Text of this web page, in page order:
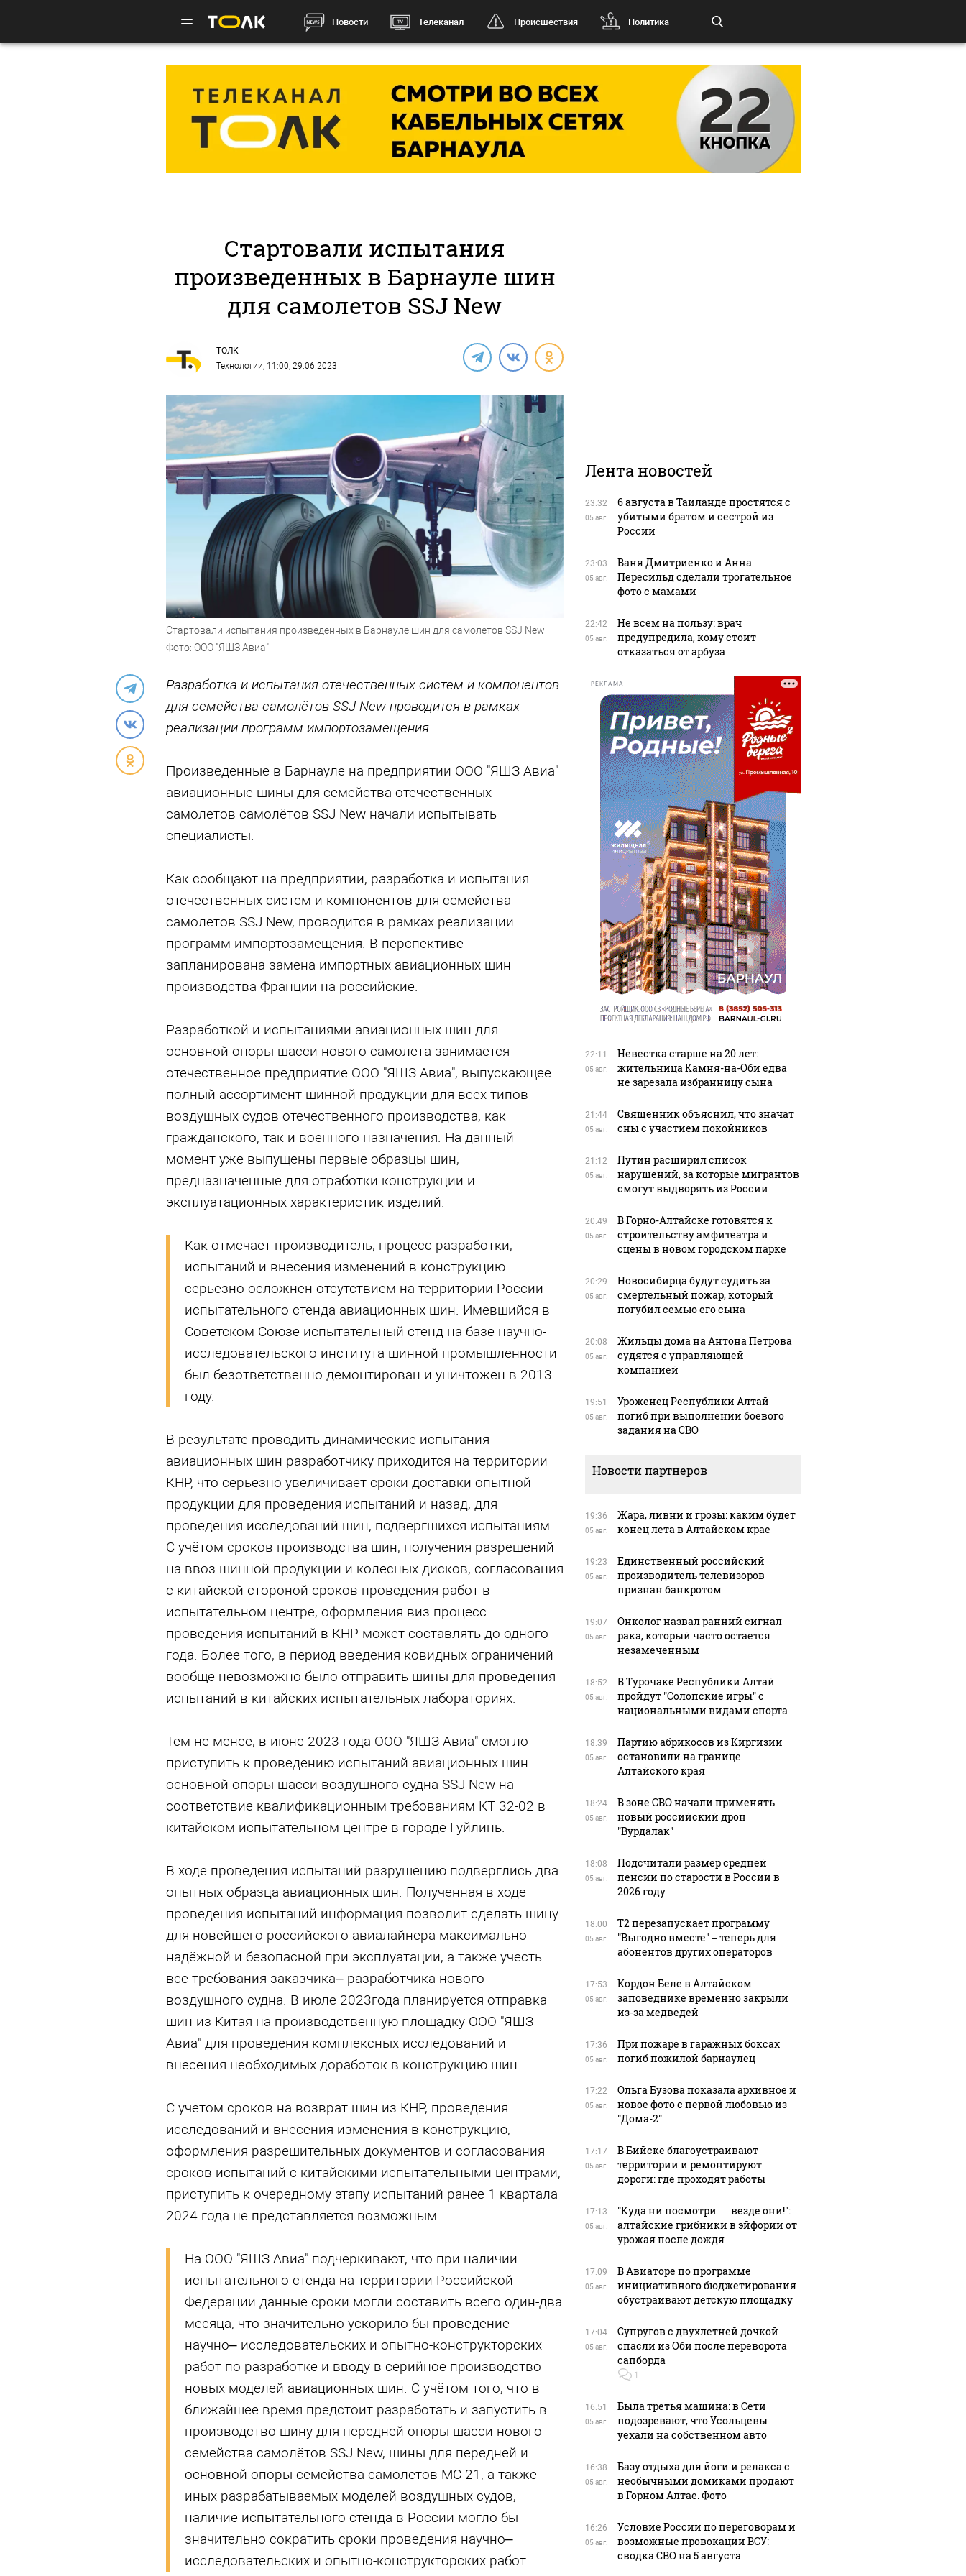
Новости Телеканал Происшествия Политика
Стартовали испытания
произведенных в Барнауле шин
для самолетов SSJ New
ТОЛК
Технологии, 11:00, 29.06.2023
Стартовали испытания произведенных в Барнауле шин для самолетов SSJ New
Фото: ООО "ЯШЗ Авиа"
Разработка и испытания отечественных систем и компонентов
для семейства самолётов SSJ New проводится в рамках
реализации программ импортозамещения
Произведенные в Барнауле на предприятии ООО "ЯШЗ Авиа"
авиационные шины для семейства отечественных
самолетов самолётов SSJ New начали испытывать
специалисты.
Как сообщают на предприятии, разработка и испытания
отечественных систем и компонентов для семейства
самолетов SSJ New, проводится в рамках реализации
программ импортозамещения. В перспективе
запланирована замена импортных авиационных шин
производства Франции на российские.
Разработкой и испытаниями авиационных шин для
основной опоры шасси нового самолёта занимается
отечественное предприятие ООО "ЯШЗ Авиа", выпускающее
полный ассортимент шинной продукции для всех типов
воздушных судов отечественного производства, как
гражданского, так и военного назначения. На данный
момент уже выпущены первые образцы шин,
предназначенные для отработки конструкции и
эксплуатационных характеристик изделий.
Как отмечает производитель, процесс разработки,
испытаний и внесения изменений в конструкцию
серьезно осложнен отсутствием на территории России
испытательного стенда авиационных шин. Имевшийся в
Советском Союзе испытательный стенд на базе научно-
исследовательского института шинной промышленности
был безответственно демонтирован и уничтожен в 2013
году.
В результате проводить динамические испытания
авиационных шин разработчику приходится на территории
КНР, что серьёзно увеличивает сроки доставки опытной
продукции для проведения испытаний и назад, для
проведения исследований шин, подвергшихся испытаниям.
С учётом сроков производства шин, получения разрешений
на ввоз шинной продукции и колесных дисков, согласования
с китайской стороной сроков проведения работ в
испытательном центре, оформления виз процесс
проведения испытаний в КНР может составлять до одного
года. Более того, в период введения ковидных ограничений
вообще невозможно было отправить шины для проведения
испытаний в китайских испытательных лабораториях.
Тем не менее, в июне 2023 года ООО "ЯШЗ Авиа" смогло
приступить к проведению испытаний авиационных шин
основной опоры шасси воздушного судна SSJ New на
соответствие квалификационным требованиям КТ 32-02 в
китайском испытательном центре в городе Гуйлинь.
В ходе проведения испытаний разрушению подверглись два
опытных образца авиационных шин. Полученная в ходе
проведения испытаний информация позволит сделать шину
для новейшего российского авиалайнера максимально
надёжной и безопасной при эксплуатации, а также учесть
все требования заказчика– разработчика нового
воздушного судна. В июле 2023года планируется отправка
шин из Китая на производственную площадку ООО "ЯШЗ
Авиа" для проведения комплексных исследований и
внесения необходимых доработок в конструкцию шин.
С учетом сроков на возврат шин из КНР, проведения
исследований и внесения изменения в конструкцию,
оформления разрешительных документов и согласования
сроков испытаний с китайскими испытательными центрами,
приступить к очередному этапу испытаний ранее 1 квартала
2024 года не представляется возможным.
На ООО "ЯШЗ Авиа" подчеркивают, что при наличии
испытательного стенда на территории Российской
Федерации данные сроки могли составить всего один-два
месяца, что значительно ускорило бы проведение
научно– исследовательских и опытно-конструкторских
работ по разработке и вводу в серийное производство
новых моделей авиационных шин. С учётом того, что в
ближайшее время предстоит разработать и запустить в
производство шину для передней опоры шасси нового
семейства самолётов SSJ New, шины для передней и
основной опоры семейства самолётов МС-21, а также
иных разрабатываемых моделей воздушных судов,
наличие испытательного стенда в России могло бы
значительно сократить сроки проведения научно–
исследовательских и опытно-конструкторских работ.
Лента новостей
23:32
05 авг.
6 августа в Таиланде простятся с
убитыми братом и сестрой из
России
23:03
05 авг.
Ваня Дмитриенко и Анна
Пересильд сделали трогательное
фото с мамами
22:42
05 авг.
Не всем на пользу: врач
предупредила, кому стоит
отказаться от арбуза
РЕКЛАМА
22:11
05 авг.
Невестка старше на 20 лет:
жительница Камня-на-Оби едва
не зарезала избранницу сына
21:44
05 авг.
Священник объяснил, что значат
сны с участием покойников
21:12
05 авг.
Путин расширил список
нарушений, за которые мигрантов
смогут выдворять из России
20:49
05 авг.
В Горно-Алтайске готовятся к
строительству амфитеатра и
сцены в новом городском парке
20:29
05 авг.
Новосибирца будут судить за
смертельный пожар, который
погубил семью его сына
20:08
05 авг.
Жильцы дома на Антона Петрова
судятся с управляющей
компанией
19:51
05 авг.
Уроженец Республики Алтай
погиб при выполнении боевого
задания на СВО
Новости партнеров
19:36
05 авг.
Жара, ливни и грозы: каким будет
конец лета в Алтайском крае
19:23
05 авг.
Единственный российский
производитель телевизоров
признан банкротом
19:07
05 авг.
Онколог назвал ранний сигнал
рака, который часто остается
незамеченным
18:52
05 авг.
В Турочаке Республики Алтай
пройдут "Солопские игры" с
национальными видами спорта
18:39
05 авг.
Партию абрикосов из Киргизии
остановили на границе
Алтайского края
18:24
05 авг.
В зоне СВО начали применять
новый российский дрон
"Вурдалак"
18:08
05 авг.
Подсчитали размер средней
пенсии по старости в России в
2026 году
18:00
05 авг.
Т2 перезапускает программу
"Выгодно вместе" – теперь для
абонентов других операторов
17:53
05 авг.
Кордон Беле в Алтайском
заповеднике временно закрыли
из-за медведей
17:36
05 авг.
При пожаре в гаражных боксах
погиб пожилой барнаулец
17:22
05 авг.
Ольга Бузова показала архивное и
новое фото с первой любовью из
"Дома-2"
17:17
05 авг.
В Бийске благоустраивают
территории и ремонтируют
дороги: где проходят работы
17:13
05 авг.
"Куда ни посмотри — везде они!":
алтайские грибники в эйфории от
урожая после дождя
17:09
05 авг.
В Авиаторе по программе
инициативного бюджетирования
обустраивают детскую площадку
17:04
05 авг.
Супругов с двухлетней дочкой
спасли из Оби после переворота
сапборда
1
16:51
05 авг.
Была третья машина: в Сети
подозревают, что Усольцевы
уехали на собственном авто
16:38
05 авг.
Базу отдыха для йоги и релакса с
необычными домиками продают
в Горном Алтае. Фото
16:26
05 авг.
Условие России по переговорам и
возможные провокации ВСУ:
сводка СВО на 5 августа